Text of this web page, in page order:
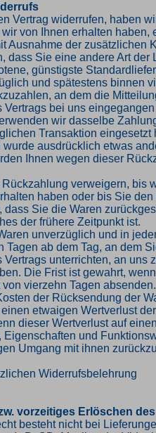
Vertrag widerrufen, haben
von Ihnen erhalten haben,
Ausnahme der zusätzlichen
dass Sie eine andere Art der
günstigste
und spätestens binnen
an dem die
Vertrags bei uns
wir dasselbe
Transaktion eingesetzt
wurde ausdrücklich etwas
Ihnen wegen dieser
verweigern, bis
haben oder bis Sie
dass Sie die Waren
der frühere Zeitpunkt ist.
unverzüglich und in
Tagen ab dem Tag, an dem
Vertrags unterrichten, an uns
Die Frist ist gewahrt,
vierzehn Tagen
der Rücksendung der
etwaigen Wertverlust
dieser Wertverlust auf
Eigenschaften und
Umgang mit ihnen
Widerrufsbelehrung
vorzeitiges Erlöschen
besteht nicht bei